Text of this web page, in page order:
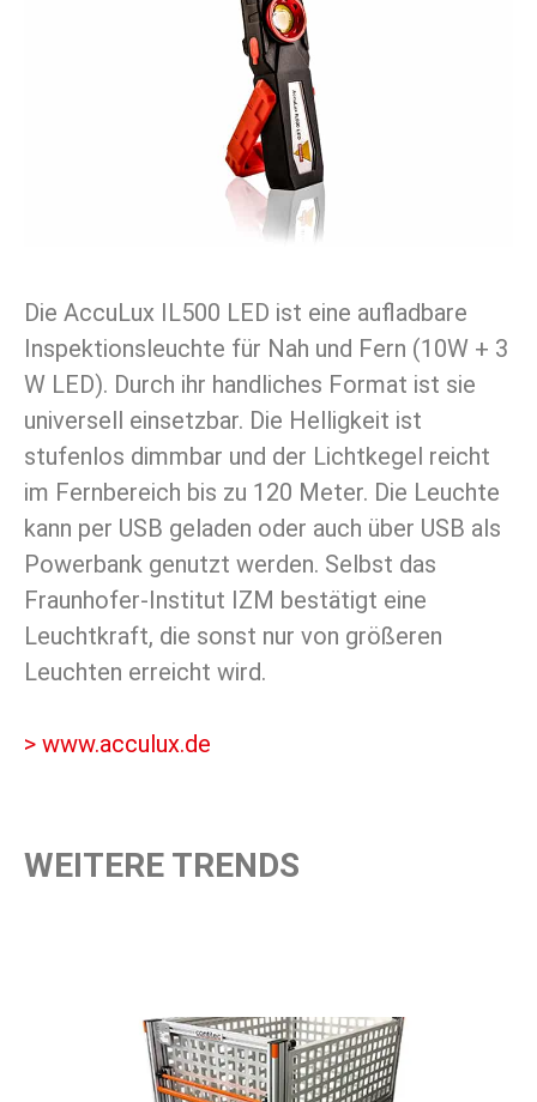
Die AccuLux IL500 LED ist eine aufladbare
Inspektionsleuchte für Nah und Fern (10W + 3
W LED). Durch ihr handliches Format ist sie
universell einsetzbar. Die Helligkeit ist
stufenlos dimmbar und der Lichtkegel reicht
im Fernbereich bis zu 120 Meter. Die Leuchte
kann per USB geladen oder auch über USB als
Powerbank genutzt werden. Selbst das
Fraunhofer-Institut IZM bestätigt eine
Leuchtkraft, die sonst nur von größeren
Leuchten erreicht wird.
> www.acculux.de
WEITERE TRENDS